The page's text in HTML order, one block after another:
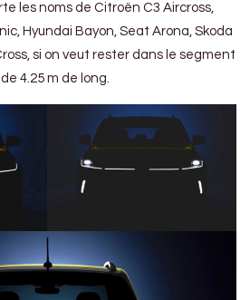
les noms de Citroën C3 Aircross,
Hyundai Bayon, Seat Arona, Skoda
si on veut rester dans le segment
4.25 m de long.